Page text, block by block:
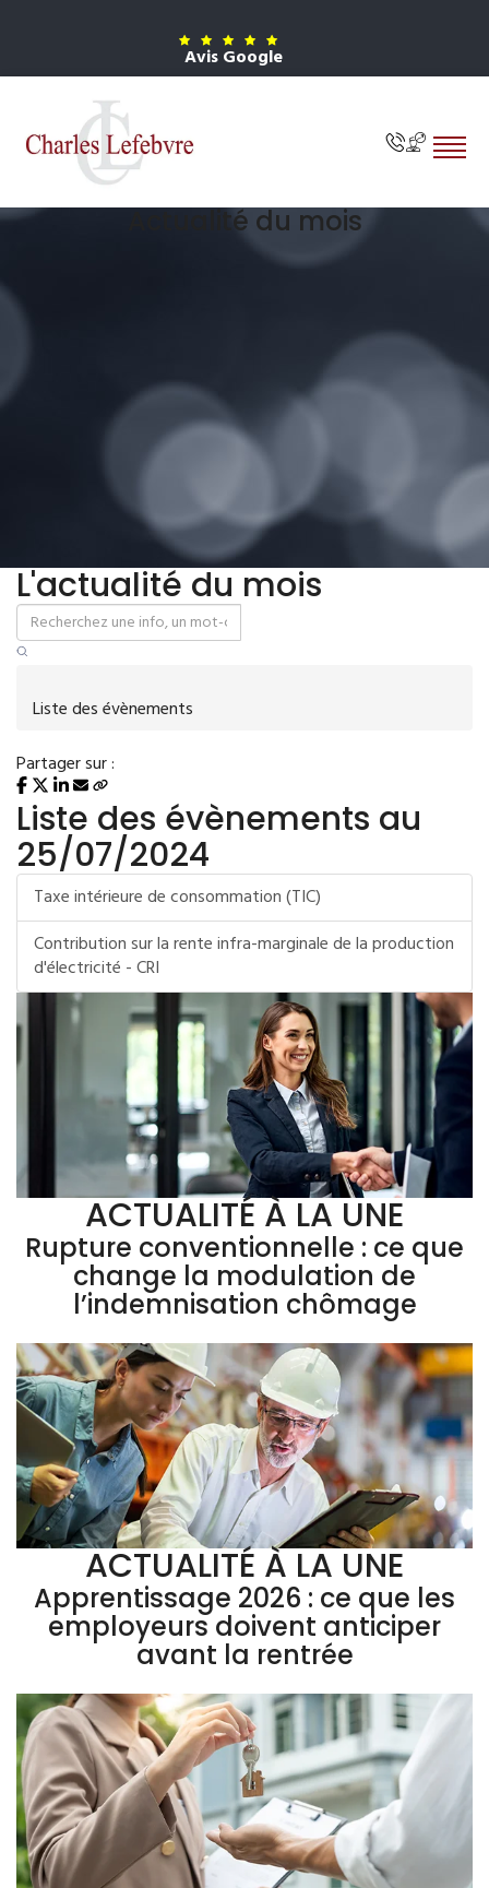
Avis Google
Actualité du mois
L'actualité du mois
Liste des évènements
Partager sur :
Liste des évènements au
25/07/2024
Taxe intérieure de consommation (TIC)
Contribution sur la rente infra-marginale de la production
d'électricité - CRI
ACTUALITÉ À LA UNE
Rupture conventionnelle : ce que
change la modulation de
l’indemnisation chômage
ACTUALITÉ À LA UNE
Apprentissage 2026 : ce que les
employeurs doivent anticiper
avant la rentrée